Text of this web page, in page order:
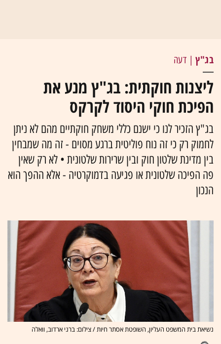
בג"ץ| דעה
ליצנות חוקתית: בג"ץ מנע את
הפיכת חוקי היסוד לקרקס
בג"ץ הזכיר לנו כי ישנם כללי משחק חוקתיים מהם לא ניתן
לחמוק רק כי זה נוח פוליטית ברגע מסוים - זה מה שמבחין
בין מדינת שלטון חוק ובין שרירות שלטונית • לא רק שאין
פה הפיכה שלטונית או פגיעה בדמוקרטיה - אלא ההפך הוא
הנכון
נשיאת בית המשפט העליון, השופטת אסתר חיות / צילום: ברני ארדוב, וואלה